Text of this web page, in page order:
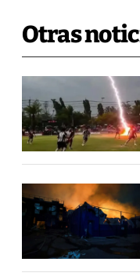
Otras